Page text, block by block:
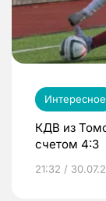
Интересное
КДВ из
счетом 4:3
21:32 /